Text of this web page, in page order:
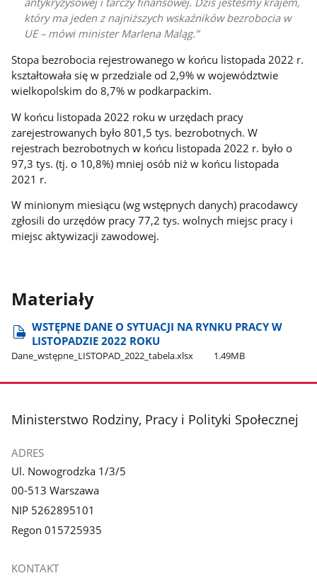
który ma jeden z najniższych wskaźników bezrobocia w
UE – mówi minister Marlena Maląg.
Stopa bezrobocia rejestrowanego w końcu listopada 2022 r.
kształtowała się w przedziale od 2,9% w województwie
wielkopolskim do 8,7% w podkarpackim.
W końcu listopada 2022 roku w urzędach pracy
zarejestrowanych było 801,5 tys. bezrobotnych. W
rejestrach bezrobotnych w końcu listopada 2022 r. było o
97,3 tys. (tj. o 10,8%) mniej osób niż w końcu listopada
2021 r.
W minionym miesiącu (wg wstępnych danych) pracodawcy
zgłosili do urzędów pracy 77,2 tys. wolnych miejsc pracy i
miejsc aktywizacji zawodowej.
Materiały
WSTĘPNE DANE O SYTUACJI NA RYNKU PRACY W
LISTOPADZIE 2022 ROKU
Dane​_wstępne​_LISTOPAD​_2022​_tabela.xlsx 1.49MB
stopka
Ministerstwo Rodziny, Pracy i Polityki Społecznej
ADRES
Ul. Nowogrodzka 1/3/5
00-513 Warszawa
NIP 5262895101
Regon 015725935
KONTAKT